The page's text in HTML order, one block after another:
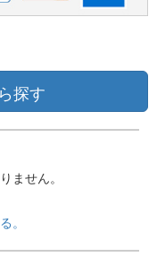
探す
ません。
。